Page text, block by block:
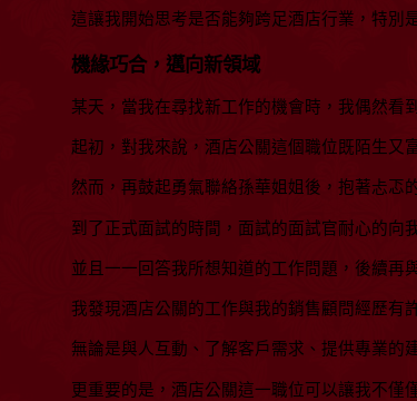
這讓我開始思考是否能夠跨足酒店行業，特別
機緣巧合，邁向新領域
某天，當我在尋找新工作的機會時，我偶然看
起初，對我來說，酒店公關這個職位既陌生又
然而，再鼓起勇氣聯絡孫華姐姐後，抱著忐忑
到了正式面試的時間，面試的面試官耐心的向
並且一一回答我所想知道的工作問題，後續再
我發現酒店公關的工作與我的銷售顧問經歷有
無論是與人互動、了解客戶需求、提供專業的
更重要的是，酒店公關這一職位可以讓我不僅